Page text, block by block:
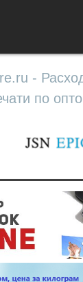
-
по